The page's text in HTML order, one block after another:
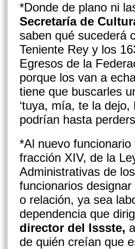
*Donde de plano ni
Secretaría de
saben qué sucederá
Teniente Rey y los
Egresos de la
porque los van a
tiene que buscarles
‘tuya, mía, te la
podrían hasta
*Al nuevo
fracción XIV, de la
Administrativas de
funcionarios
o relación, ya sea
dependencia que
director del Issste,
de quién creían que